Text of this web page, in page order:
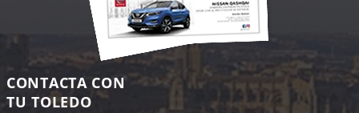
CONTACTA CON
TU TOLEDO